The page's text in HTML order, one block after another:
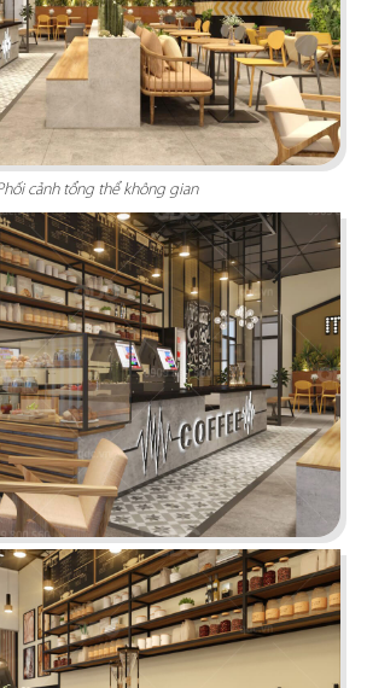
WATERBUS
chúng tôi hoàn thiện gấp rút trong 35
đến một không gian thưởng thức
cafe - trà sữa ấn tượng
Chi tiết
BẮC KIM THANG
cảnh tổng thể không gian